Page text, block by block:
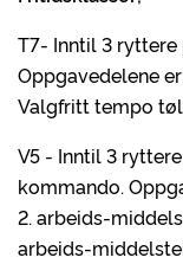
T7- Inntil 3 ryttere
Oppgavedelene
Valgfritt tempo
V5 - Inntil 3
kommando.
2. arbeids-
arbeids-